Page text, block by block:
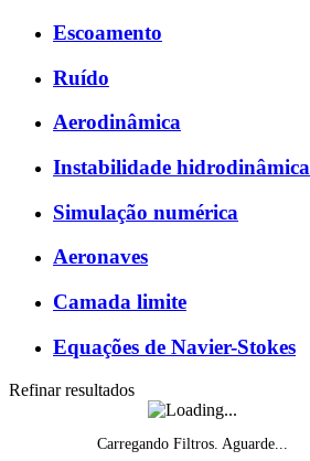
Escoamento
Ruído
Aerodinâmica
Instabilidade hidrodinâmica
Simulação numérica
Aeronaves
Camada limite
Equações de Navier-Stokes
Refinar resultados
Carregando Filtros. Aguarde...